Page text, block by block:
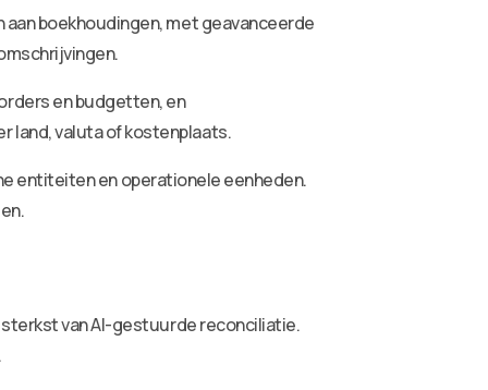
boekhoudingen, met geavanceerde
en budgetten, en
land, valuta of kostenplaats.
entiteiten en operationele eenheden.
van AI-gestuurde reconciliatie.